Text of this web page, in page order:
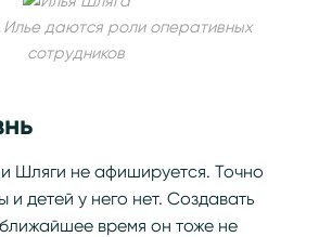
даются роли оперативных
сотрудников
Шляги не афишируется. Точно
и детей у него нет. Создавать
время он тоже не